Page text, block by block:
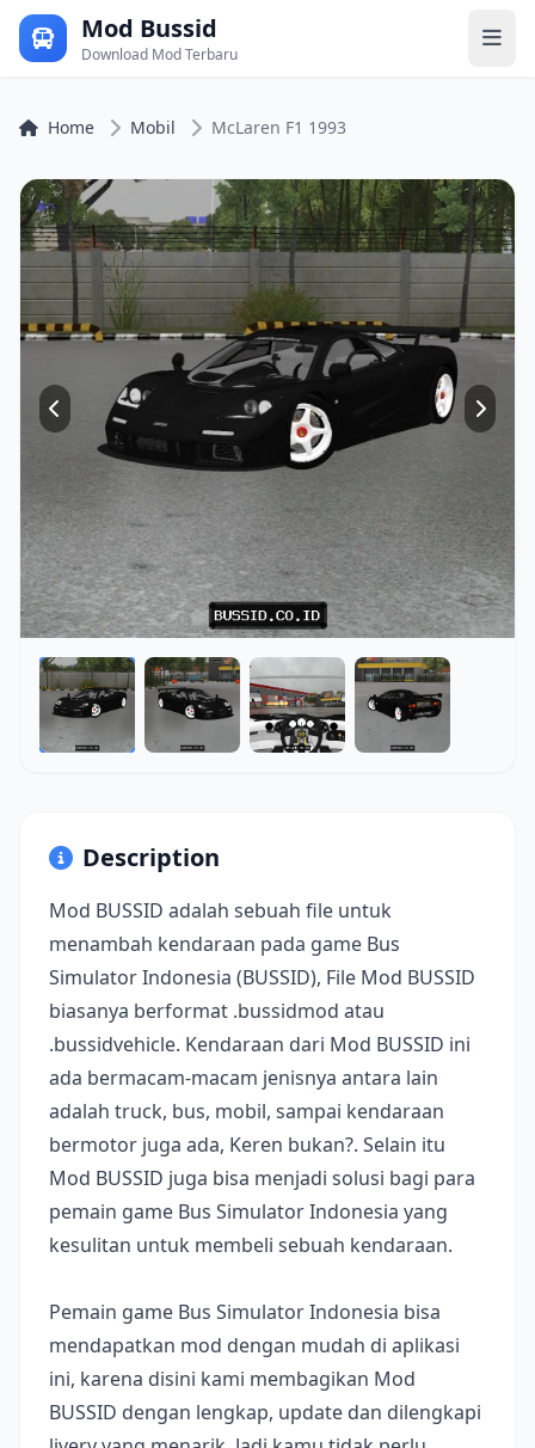
Mod Bussid
Download Mod Terbaru
Home Mobil McLaren F1 1993
Description
Mod BUSSID adalah sebuah file untuk
menambah kendaraan pada game Bus
Simulator Indonesia (BUSSID), File Mod BUSSID
biasanya berformat .bussidmod atau
.bussidvehicle. Kendaraan dari Mod BUSSID ini
ada bermacam-macam jenisnya antara lain
adalah truck, bus, mobil, sampai kendaraan
bermotor juga ada, Keren bukan?. Selain itu
Mod BUSSID juga bisa menjadi solusi bagi para
pemain game Bus Simulator Indonesia yang
kesulitan untuk membeli sebuah kendaraan.
Pemain game Bus Simulator Indonesia bisa
mendapatkan mod dengan mudah di aplikasi
ini, karena disini kami membagikan Mod
BUSSID dengan lengkap, update dan dilengkapi